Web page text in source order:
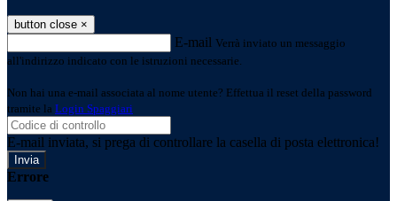
button close ×
E-mail Verrà inviato un messaggio
all'indirizzo indicato con le istruzioni necessarie.
Non hai una e-mail associata al nome utente? Effettua il reset della password
tramite la Login Spaggiari
E-mail inviata, si prega di controllare la casella di posta elettronica!
Errore